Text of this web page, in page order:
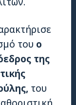
του ο
της
του